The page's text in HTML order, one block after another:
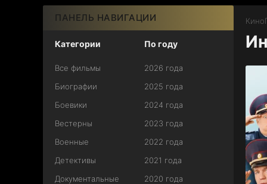
ПАНЕЛЬ НАВИГАЦИИ
Категории
Все фильмы
Биографии
Боевики
Вестерны
Военные
Детективы
Документальные
По году
2026 года
2025 года
2024 года
2023 года
2022 года
2021 года
2020 года